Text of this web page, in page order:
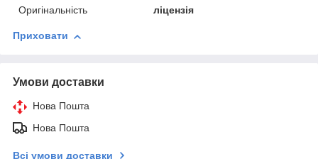
Оригінальність
ліцензія
Приховати
Умови доставки
Нова Пошта
Нова Пошта
Всі умови доставки